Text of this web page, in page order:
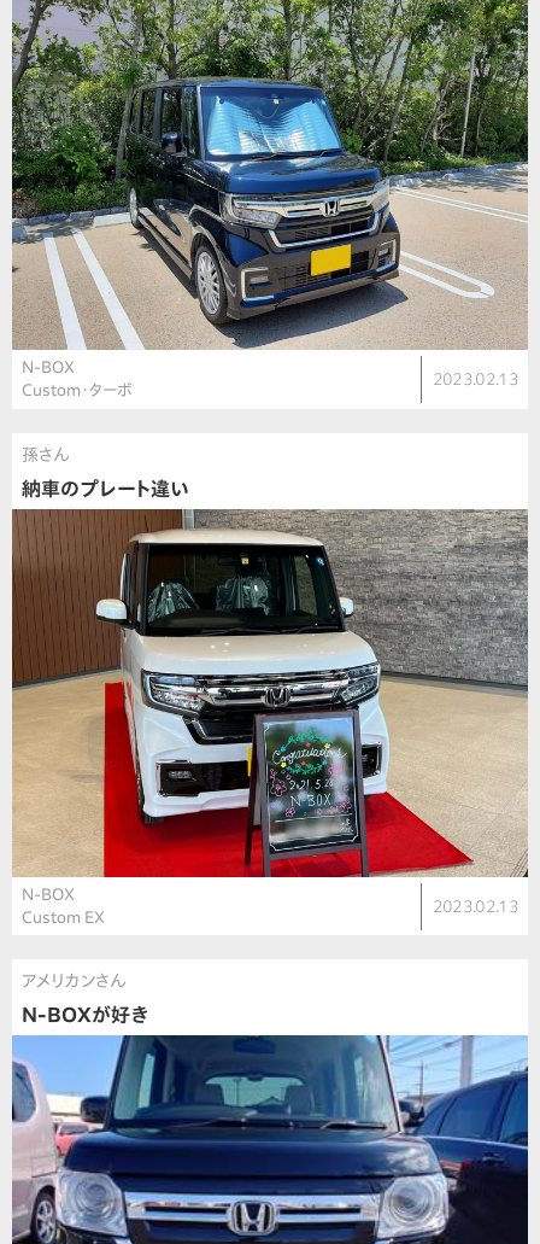
N-BOX
Custom・ターボ
2023.02.13
孫さん
納車のプレート違い
N-BOX
Custom EX
2023.02.13
アメリカンさん
N-BOXが好き